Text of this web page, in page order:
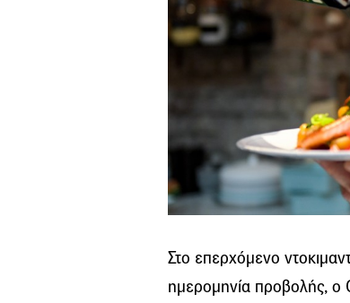
Στο επερχόμενο
ημερομηνία προβολής, ο